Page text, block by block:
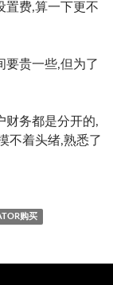
置费,算一下更不
要贵一些,但为了
财务都是分开的,
不着头绪,熟悉了
购买